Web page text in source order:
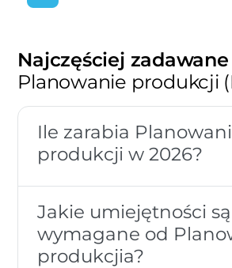
Najczęściej
Planowanie produkcji
Ile zarabia
produkcji w 2026?
Jakie umiejętności są
wymagane od
produkcjia?